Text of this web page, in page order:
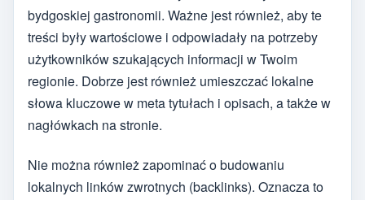
bydgoskiej gastronomii. Ważne jest również, aby te
treści były wartościowe i odpowiadały na potrzeby
użytkowników szukających informacji w Twoim
regionie. Dobrze jest również umieszczać lokalne
słowa kluczowe w meta tytułach i opisach, a także w
nagłówkach na stronie.
Nie można również zapominać o budowaniu
lokalnych linków zwrotnych (backlinks). Oznacza to